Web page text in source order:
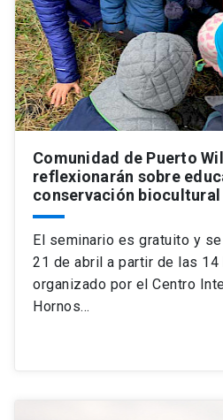
Comunidad de Puerto
reflexionarán sobre
conservación biocultural
El seminario es gratuito y
21 de abril a partir de las 14
organizado por el Centro
Hornos…